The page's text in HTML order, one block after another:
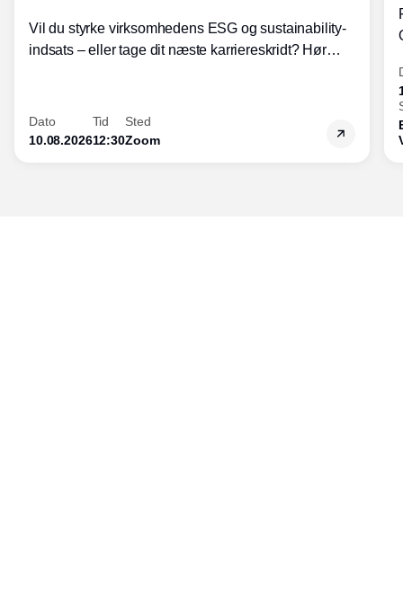
Vil du styrke virksomhedens ESG og sustainability-
indsats – eller tage dit næste karriereskridt? Hør
inden for bæredygtig forretningsudvikling - så du
skaber værdi for både samfund og bundlinje.
Dato
10.08.2026
Tid
12:30
Sted
Zoom